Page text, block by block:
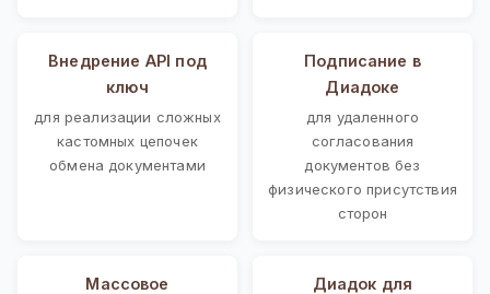
Внедрение API под
ключ
для реализации сложных
кастомных цепочек
обмена документами
Подписание в
Диадоке
для удаленного
согласования
документов без
физического присутствия
сторон
Массовое
Диадок для